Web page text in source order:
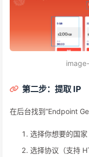
第二步：提取 IP
在后台找到”Endpoint
选择你想要的国家
选择协议（支持